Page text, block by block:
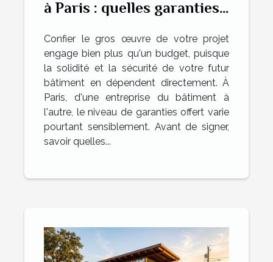
à Paris : quelles garanties
Confier le gros œuvre de votre projet
engage bien plus qu'un budget, puisque
la solidité et la sécurité de votre futur
bâtiment en dépendent directement. À
Paris, d'une entreprise du bâtiment à
l'autre, le niveau de garanties offert varie
pourtant sensiblement. Avant de signer,
savoir quelles...